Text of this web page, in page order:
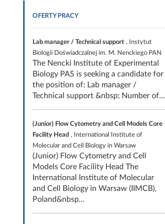
OFERTY PRACY
Lab manager / Technical support , Instytut
Biologii Doświadczalnej im. M. Nenckiego PAN
The Nencki Institute of Experimental
Biology PAS is seeking a candidate for
the position of: Lab manager /
Technical support &nbsp; Number of...
(Junior) Flow Cytometry and Cell Models Core
Facility Head , International Institute of
Molecular and Cell Biology in Warsaw
(Junior) Flow Cytometry and Cell
Models Core Facility Head The
International Institute of Molecular
and Cell Biology in Warsaw (IIMCB),
Poland&nbsp...